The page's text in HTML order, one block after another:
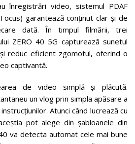
înregistrări video, sistemul PDAF
garantează conținut clar și de
dată. În timpul filmării, trei
ZERO 40 5G capturează sunetul
reduc eficient zgomotul, oferind o
captivantă.
de video simplă și plăcută.
un vlog prin simpla apăsare a
Atunci când lucrează cu
pot alege din șabloanele din
va detecta automat cele mai bune